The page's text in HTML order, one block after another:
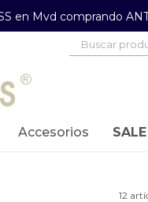
en Mvd comprando
accesorios SALE
12